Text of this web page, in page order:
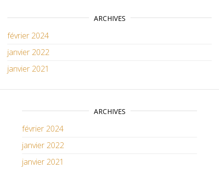
ARCHIVES
février 2024
janvier 2022
janvier 2021
ARCHIVES
février 2024
janvier 2022
janvier 2021